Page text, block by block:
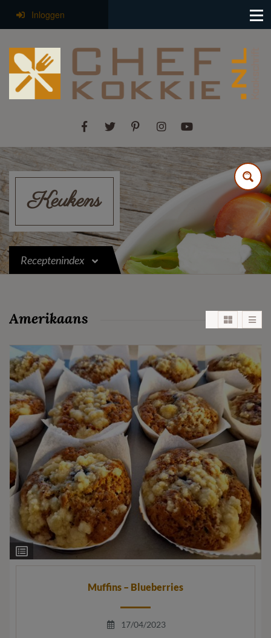
Inloggen
Keukens
Receptenindex
Amerikaans
Ingrediëntenlijst
Muffins – Blueberries
17/04/2023